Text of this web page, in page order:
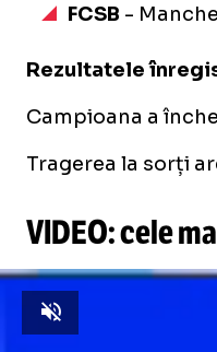
FCSB -
Rezultatele
Campioana a
Tragerea la sorți
VIDEO: cele
Unmute